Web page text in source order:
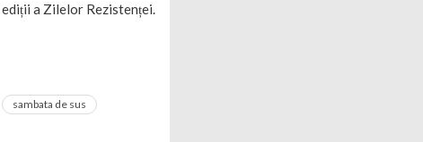
a Zilelor Rezistenței.
sambata de sus